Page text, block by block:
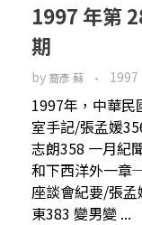
1997 年第
期
by 裔彥 蘇 1997
1997年，中華民
室手記/張孟媛
志朗358 一月紀
和下西洋外一章
座談會紀要/張
東383 變男變 ...